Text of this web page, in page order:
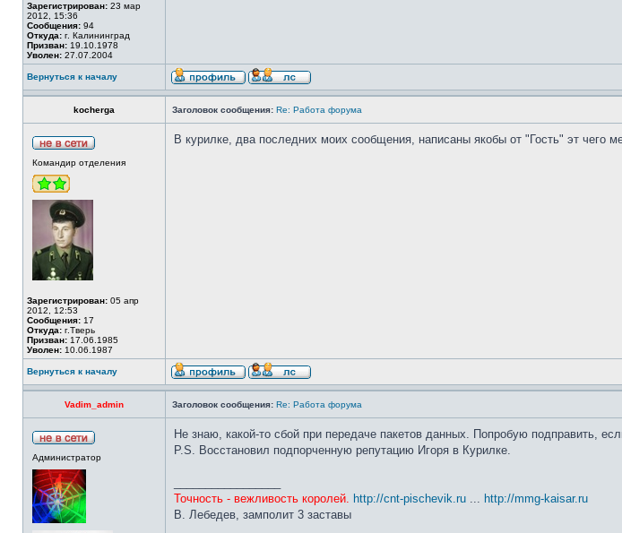
Зарегистрирован: 23 мар
2012, 15:36
Сообщения: 94
Откуда: г. Калининград
Призван: 19.10.1978
Уволен: 27.07.2004
Вернуться к началу
kocherga Заголовок сообщения: Re: Работа форума
Командир отделения
Зарегистрирован: 05 апр
2012, 12:53
Сообщения: 17
Откуда: г.Тверь
Призван: 17.06.1985
Уволен: 10.06.1987
В курилке, два последних моих сообщения, написаны якобы от "Гость" эт чего
Вернуться к началу
Vadim_admin Заголовок сообщения: Re: Работа форума
Администратор
Не знаю, какой-то сбой при передаче пакетов данных. Попробую подправить,
P.S. Восстановил подпорченную репутацию Игоря в Курилке.
Точность - вежливость королей. http://cnt-pischevik.ru ... http://mmg-kaisar.ru
В. Лебедев, замполит 3 заставы